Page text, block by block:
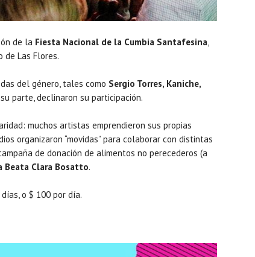
de la Fiesta Nacional de la Cumbia Santafesina,
de Las Flores.
del género, tales como Sergio Torres, Kaniche,
parte, declinaron su participación.
muchos artistas emprendieron sus propias
organizaron “movidas” para colaborar con distintas
de donación de alimentos no perecederos (a
Beata Clara Bosatto.
o $ 100 por día.